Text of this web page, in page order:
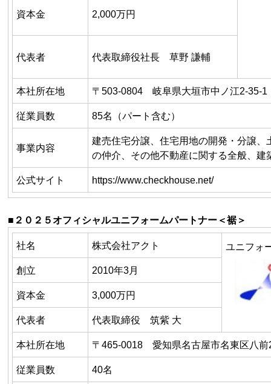
資本金 2,000万円
代表者 代表取締役社長 草野 謙輔
本社所在地 〒503-0804 岐阜県大垣市中ノ江2-35-1
従業員数 85名（パート含む）
事業内容
建売住宅分譲、住宅用地の開発・分譲
の仲介、その他不動産に関する全般、
公式サイト https://www.checkhouse.net/
■２０２５オフィシャルユニフォームパートナー＜裾＞
社名 株式会社アクト ユニフォ
創立 2010年3月
資本金 3,000万円
代表者 代表取締役 筑紫 大
本社所在地 〒465-0018 愛知県名古屋市名東区八前
従業員数 40名